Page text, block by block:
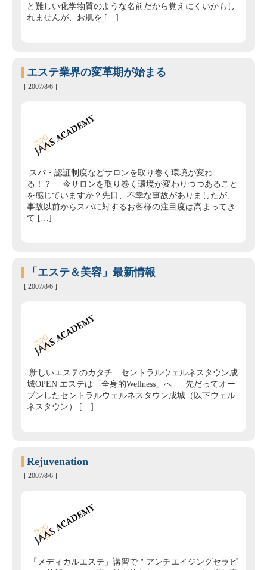
と難しい化学物質のような名前だから覚えにくいかもし
れませんが、お肌を […]
エステ業界の変革期が始まる
[ 2007/8/6 ]
スパ・認証制度などサロンを取り巻く環境が変わ
る！？ 今サロンを取り巻く環境が変わりつつあること
を感じていますか？先日、不幸な事故がありましたが、
事故以前からスパに対するお客様の注目度は高まってき
て […]
「エステ＆美容」最新情報
[ 2007/8/6 ]
新しいエステのカタチ セントラルウェルネスタウン成
城OPEN エステは「全身的Wellness」へ 先だってオー
プンしたセントラルウェルネスタウン成城（以下ウェル
ネスタウン） […]
Rejuvenation
[ 2007/8/6 ]
「メディカルエステ」講習で＂アンチエイジングセラピ